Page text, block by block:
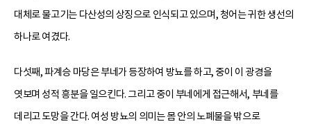
대체로 물고기는 다산성의 상징으로 인식되고 있으며, 청어는 귀한 생선의
하나로 여겼다.
다섯째, 파계승 마당은 부네가 등장하여 방뇨를 하고, 중이 이 광경을
엿보며 성적 흥분을 일으킨다. 그리고 중이 부네에게 접근해서, 부네를
데리고 도망을 간다. 여성 방뇨의 의미는 몸 안의 노폐물을 밖으로